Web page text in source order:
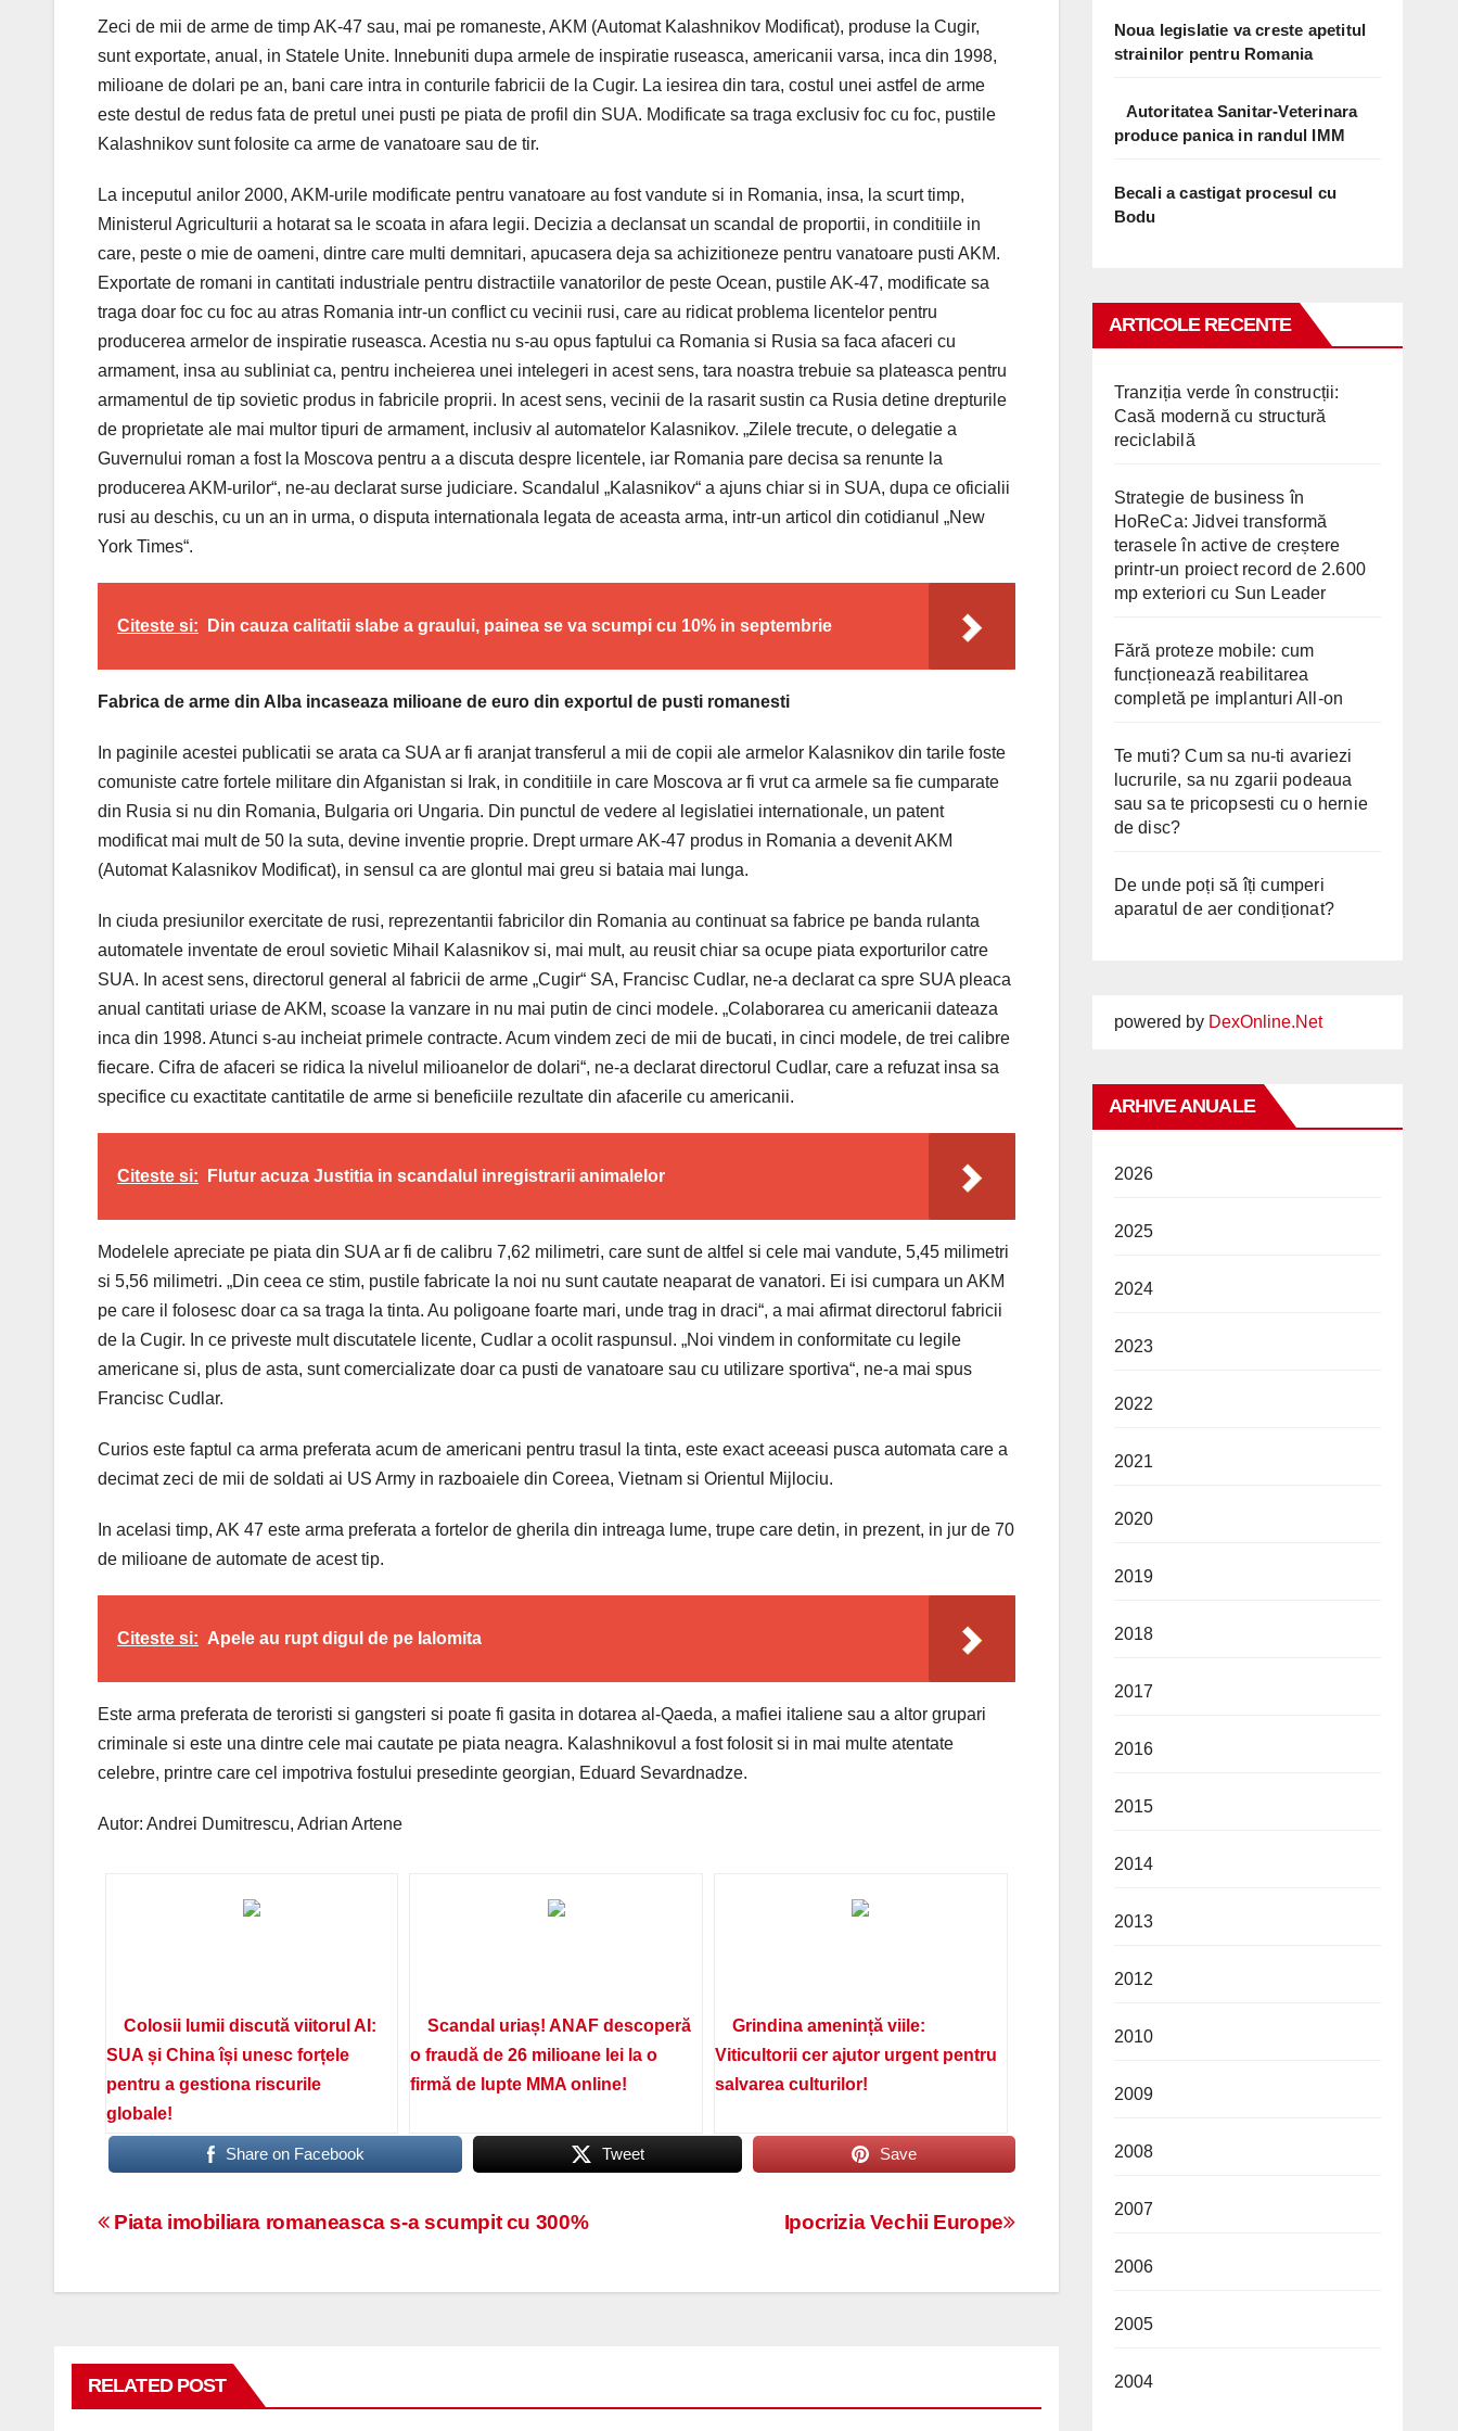
Zeci de mii de arme de timp AK-47 sau, mai pe romaneste, AKM (Automat Kalashnikov Modificat), produse la Cugir,
sunt exportate, anual, in Statele Unite. Innebuniti dupa armele de inspiratie ruseasca, americanii varsa, inca din 1998,
milioane de dolari pe an, bani care intra in conturile fabricii de la Cugir. La iesirea din tara, costul unei astfel de arme
este destul de redus fata de pretul unei pusti pe piata de profil din SUA. Modificate sa traga exclusiv foc cu foc, pustile
Kalashnikov sunt folosite ca arme de vanatoare sau de tir.
La inceputul anilor 2000, AKM-urile modificate pentru vanatoare au fost vandute si in Romania, insa, la scurt timp,
Ministerul Agriculturii a hotarat sa le scoata in afara legii. Decizia a declansat un scandal de proportii, in conditiile in
care, peste o mie de oameni, dintre care multi demnitari, apucasera deja sa achizitioneze pentru vanatoare pusti AKM.
Exportate de romani in cantitati industriale pentru distractiile vanatorilor de peste Ocean, pustile AK-47, modificate sa
traga doar foc cu foc au atras Romania intr-un conflict cu vecinii rusi, care au ridicat problema licentelor pentru
producerea armelor de inspiratie ruseasca. Acestia nu s-au opus faptului ca Romania si Rusia sa faca afaceri cu
armament, insa au subliniat ca, pentru incheierea unei intelegeri in acest sens, tara noastra trebuie sa plateasca pentru
armamentul de tip sovietic produs in fabricile proprii. In acest sens, vecinii de la rasarit sustin ca Rusia detine drepturile
de proprietate ale mai multor tipuri de armament, inclusiv al automatelor Kalasnikov. „Zilele trecute, o delegatie a
Guvernului roman a fost la Moscova pentru a a discuta despre licentele, iar Romania pare decisa sa renunte la
producerea AKM-urilor“, ne-au declarat surse judiciare. Scandalul „Kalasnikov“ a ajuns chiar si in SUA, dupa ce oficialii
rusi au deschis, cu un an in urma, o disputa internationala legata de aceasta arma, intr-un articol din cotidianul „New
York Times“.
Citeste si: Din cauza calitatii slabe a graului, painea se va scumpi cu 10% in septembrie
Fabrica de arme din Alba incaseaza milioane de euro din exportul de pusti romanesti
In paginile acestei publicatii se arata ca SUA ar fi aranjat transferul a mii de copii ale armelor Kalasnikov din tarile foste
comuniste catre fortele militare din Afganistan si Irak, in conditiile in care Moscova ar fi vrut ca armele sa fie cumparate
din Rusia si nu din Romania, Bulgaria ori Ungaria. Din punctul de vedere al legislatiei internationale, un patent
modificat mai mult de 50 la suta, devine inventie proprie. Drept urmare AK-47 produs in Romania a devenit AKM
(Automat Kalasnikov Modificat), in sensul ca are glontul mai greu si bataia mai lunga.
In ciuda presiunilor exercitate de rusi, reprezentantii fabricilor din Romania au continuat sa fabrice pe banda rulanta
automatele inventate de eroul sovietic Mihail Kalasnikov si, mai mult, au reusit chiar sa ocupe piata exporturilor catre
SUA. In acest sens, directorul general al fabricii de arme „Cugir“ SA, Francisc Cudlar, ne-a declarat ca spre SUA pleaca
anual cantitati uriase de AKM, scoase la vanzare in nu mai putin de cinci modele. „Colaborarea cu americanii dateaza
inca din 1998. Atunci s-au incheiat primele contracte. Acum vindem zeci de mii de bucati, in cinci modele, de trei calibre
fiecare. Cifra de afaceri se ridica la nivelul milioanelor de dolari“, ne-a declarat directorul Cudlar, care a refuzat insa sa
specifice cu exactitate cantitatile de arme si beneficiile rezultate din afacerile cu americanii.
Citeste si: Flutur acuza Justitia in scandalul inregistrarii animalelor
Modelele apreciate pe piata din SUA ar fi de calibru 7,62 milimetri, care sunt de altfel si cele mai vandute, 5,45 milimetri
si 5,56 milimetri. „Din ceea ce stim, pustile fabricate la noi nu sunt cautate neaparat de vanatori. Ei isi cumpara un AKM
pe care il folosesc doar ca sa traga la tinta. Au poligoane foarte mari, unde trag in draci“, a mai afirmat directorul fabricii
de la Cugir. In ce priveste mult discutatele licente, Cudlar a ocolit raspunsul. „Noi vindem in conformitate cu legile
americane si, plus de asta, sunt comercializate doar ca pusti de vanatoare sau cu utilizare sportiva“, ne-a mai spus
Francisc Cudlar.
Curios este faptul ca arma preferata acum de americani pentru trasul la tinta, este exact aceeasi pusca automata care a
decimat zeci de mii de soldati ai US Army in razboaiele din Coreea, Vietnam si Orientul Mijlociu.
In acelasi timp, AK 47 este arma preferata a fortelor de gherila din intreaga lume, trupe care detin, in prezent, in jur de 70
de milioane de automate de acest tip.
Citeste si: Apele au rupt digul de pe Ialomita
Este arma preferata de teroristi si gangsteri si poate fi gasita in dotarea al-Qaeda, a mafiei italiene sau a altor grupari
criminale si este una dintre cele mai cautate pe piata neagra. Kalashnikovul a fost folosit si in mai multe atentate
celebre, printre care cel impotriva fostului presedinte georgian, Eduard Sevardnadze.
Autor: Andrei Dumitrescu, Adrian Artene
Colosii lumii discută viitorul AI:
SUA și China își unesc forțele
pentru a gestiona riscurile
globale!
Scandal uriaș! ANAF descoperă
o fraudă de 26 milioane lei la o
firmă de lupte MMA online!
Grindina amenință viile:
Viticultorii cer ajutor urgent pentru
salvarea culturilor!
Share on Facebook Tweet Save
Navigare
Ipocrizia Vechii Europe
Piata imobiliara romaneasca s-a scumpit cu 300%
RELATED POST
Noua legislatie va creste apetitul
strainilor pentru Romania
Autoritatea Sanitar-Veterinara
produce panica in randul IMM
Becali a castigat procesul cu
Bodu
ARTICOLE RECENTE
Tranziția verde în construcții:
Casă modernă cu structură
reciclabilă
Strategie de business în
HoReCa: Jidvei transformă
terasele în active de creștere
printr-un proiect record de 2.600
mp exteriori cu Sun Leader
Fără proteze mobile: cum
funcționează reabilitarea
completă pe implanturi All-on
Te muti? Cum sa nu-ti avariezi
lucrurile, sa nu zgarii podeaua
sau sa te pricopsesti cu o hernie
de disc?
De unde poți să îți cumperi
aparatul de aer condiționat?
powered by DexOnline.Net
ARHIVE ANUALE
2026
2025
2024
2023
2022
2021
2020
2019
2018
2017
2016
2015
2014
2013
2012
2010
2009
2008
2007
2006
2005
2004